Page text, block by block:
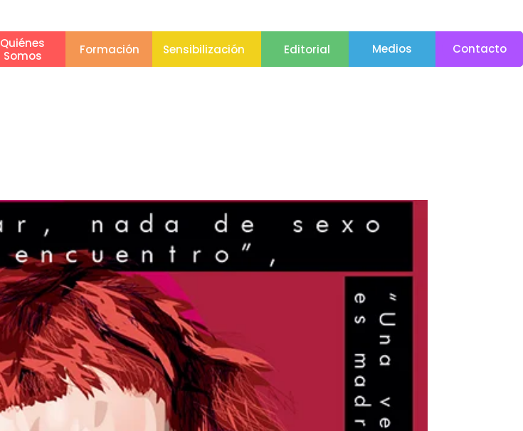
Quiénes
Somos
Formación Sensibilización Editorial Medios Contacto